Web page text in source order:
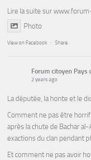
Lire la suite sur
Photo
View on Facebook · Share
Forum citoyen Pays
2 years ago
La députée, la honte et le
Comment ne pas être
après la chute de Bachar
exactions du clan pendant
Et comment ne pas avoir